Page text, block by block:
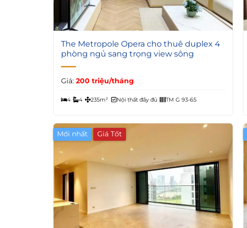
6
The Metropole Opera cho thuê duplex 4
phòng ngủ sang trọng view sông
Giá: 200 triệu/tháng
4 4 235m² Nội thất đầy đủ TM G 93-65
Mới nhất Giá Tốt